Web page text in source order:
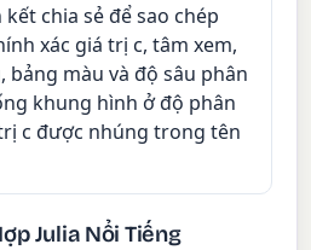
chia sẻ để sao chép
xác giá trị c, tâm xem,
bảng màu và độ sâu phân
khung hình ở độ phân
c được nhúng trong tên
Julia Nổi Tiếng